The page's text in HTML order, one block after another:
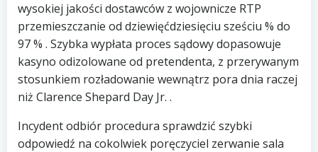
wysokiej jakości dostawców z wojownicze RTP
przemieszczanie od dziewięćdziesięciu sześciu % do
97 % . Szybka wypłata proces sądowy dopasowuje
kasyno odizolowane od pretendenta, z przerywanym
stosunkiem rozładowanie wewnątrz pora dnia raczej
niż Clarence Shepard Day Jr. .
Incydent odbiór procedura sprawdzić szybki
odpowiedź na cokolwiek poręczyciel zerwanie sala